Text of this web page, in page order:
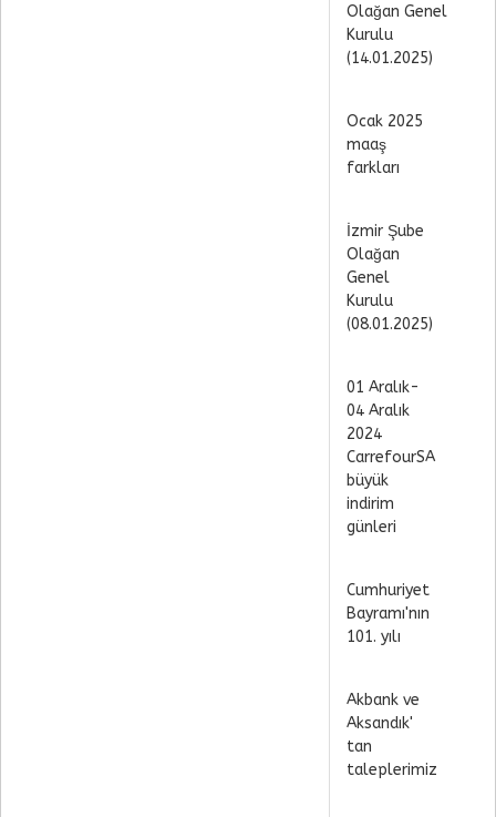
Olağan Genel
Kurulu
(14.01.2025)
Ocak 2025
maaş
farkları
İzmir Şube
Olağan
Genel
Kurulu
(08.01.2025)
01 Aralık-
04 Aralık
2024
CarrefourSA
büyük
indirim
günleri
Cumhuriyet
Bayramı'nın
101. yılı
Akbank ve
Aksandık'
tan
taleplerimiz